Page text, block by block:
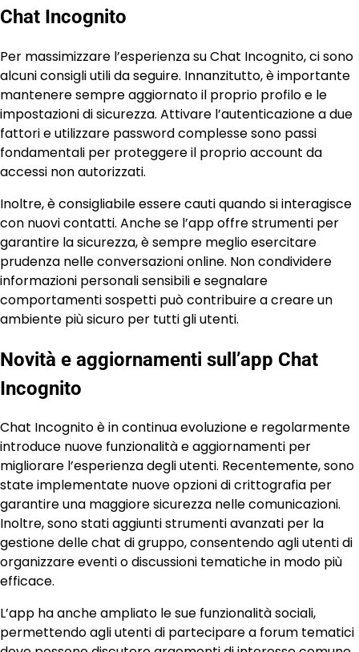
Chat Incognito
Per massimizzare l’esperienza su Chat Incognito, ci sono
alcuni consigli utili da seguire. Innanzitutto, è importante
mantenere sempre aggiornato il proprio profilo e le
impostazioni di sicurezza. Attivare l’autenticazione a due
fattori e utilizzare password complesse sono passi
fondamentali per proteggere il proprio account da
accessi non autorizzati.
Inoltre, è consigliabile essere cauti quando si interagisce
con nuovi contatti. Anche se l’app offre strumenti per
garantire la sicurezza, è sempre meglio esercitare
prudenza nelle conversazioni online. Non condividere
informazioni personali sensibili e segnalare
comportamenti sospetti può contribuire a creare un
ambiente più sicuro per tutti gli utenti.
Novità e aggiornamenti sull’app Chat
Incognito
Chat Incognito è in continua evoluzione e regolarmente
introduce nuove funzionalità e aggiornamenti per
migliorare l’esperienza degli utenti. Recentemente, sono
state implementate nuove opzioni di crittografia per
garantire una maggiore sicurezza nelle comunicazioni.
Inoltre, sono stati aggiunti strumenti avanzati per la
gestione delle chat di gruppo, consentendo agli utenti di
organizzare eventi o discussioni tematiche in modo più
efficace.
L’app ha anche ampliato le sue funzionalità sociali,
permettendo agli utenti di partecipare a forum tematici